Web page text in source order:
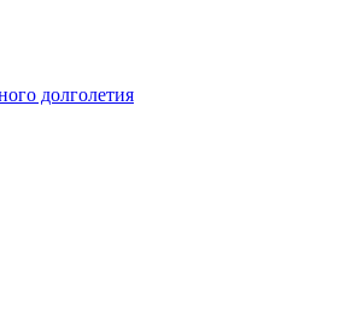
долголетия